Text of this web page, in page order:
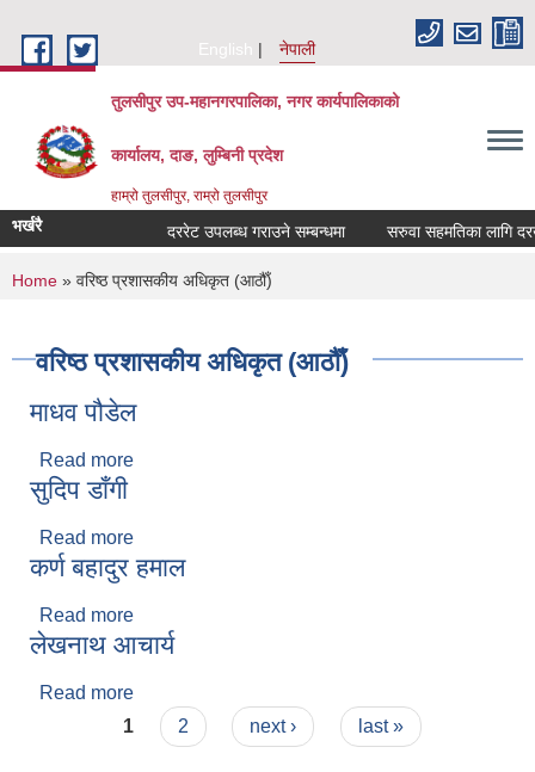
English
नेपाली
तुलसीपुर उप-महानगरपालिका, नगर कार्यपालिकाको
कार्यालय, दाङ, लुम्बिनी प्रदेश
हाम्रो तुलसीपुर, राम्रो तुलसीपुर
भर्खरै दररेट उपलब्ध गराउने सम्बन्धमा सरुवा सहमतिका लागि
You are here
Home » वरिष्ठ प्रशासकीय अधिकृत (आठौँ)
वरिष्ठ प्रशासकीय अधिकृत (आठौँ)
माधव पौडेल
Read more
सुदिप डाँगी
Read more
कर्ण बहादुर हमाल
Read more
लेखनाथ आचार्य
Read more
Pages
1 2 next › last »